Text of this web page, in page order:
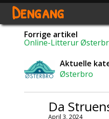
Dengang
Forrige artikel
Online-Litterur
Aktuelle
Østerbro
Da
April 3, 2024